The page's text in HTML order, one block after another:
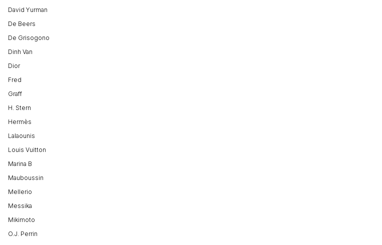
David Yurman
De Beers
De Grisogono
Dinh Van
Dior
Fred
Graff
H. Stern
Hermès
Lalaounis
Louis Vuitton
Marina B
Mauboussin
Mellerio
Messika
Mikimoto
O.J. Perrin